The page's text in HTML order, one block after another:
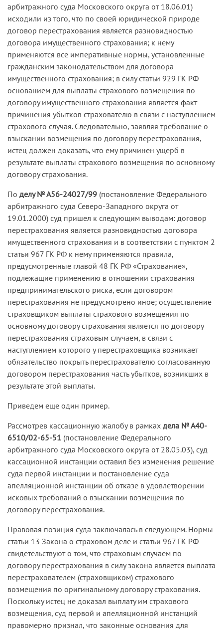
арбитражного суда Московского округа от 18.06.01)
исходили из того, что по своей юридической природе
договор перестрахования является разновидностью
договора имущественного страхования; к нему
применяются все императивные нормы, установленные
гражданским законодательством для договора
имущественного страхования; в силу статьи 929 ГК РФ
основанием для выплаты страхового возмещения по
договору имущественного страхования является факт
причинения убытков страхователю в связи с наступлением
страхового случая. Следовательно, заявляя требование о
взыскании возмещения по договору перестрахования,
истец должен доказать, что ему причинен ущерб в
результате выплаты страхового возмещения по основному
договору страхования.
По делу № А56-24027/99 (постановление Федерального
арбитражного суда Северо-Западного округа от
19.01.2000) суд пришел к следующим выводам: договор
перестрахования является разновидностью договора
имущественного страхования и в соответствии с пунктом 2
статьи 967 ГК РФ к нему применяются правила,
предусмотренные главой 48 ГК РФ «Страхование»,
подлежащие применению в отношении страхования
предпринимательского риска, если договором
перестрахования не предусмотрено иное; осуществление
страховщиком выплаты страхового возмещения по
основному договору страхования является по договору
перестрахования страховым случаем, в связи с
наступлением которого у перестраховщика возникает
обязательство покрыть перестрахователю согласованную
договором перестрахования часть убытков, возникших в
результате этой выплаты.
Приведем еще один пример.
Рассмотрев кассационную жалобу в рамках дела № А40-
6510/02-65-51 (постановление Федерального
арбитражного суда Московского округа от 28.05.03), суд
кассационной инстанции оставил без изменения решение
суда первой инстанции и постановление суда
апелляционной инстанции об отказе в удовлетворении
исковых требований о взыскании возмещения по
договору перестрахования.
Правовая позиция суда заключалась в следующем. Нормы
статьи 13 Закона о страховом деле и статьи 967 ГК РФ
свидетельствуют о том, что страховым случаем по
договору перестрахования в силу закона является выплата
перестрахователем (страховщиком) страхового
возмещения по оригинальному договору страхования.
Поскольку истец не доказал выплату им страхового
возмещения, суд первой и апелляционной инстанций
правомерно признал, что законные основания для